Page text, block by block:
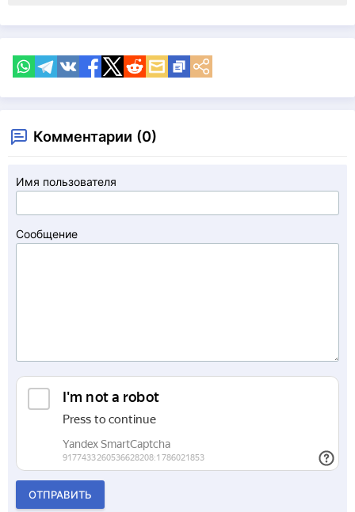
Комментарии (0)
Имя пользователя
Сообщение
ОТПРАВИТЬ